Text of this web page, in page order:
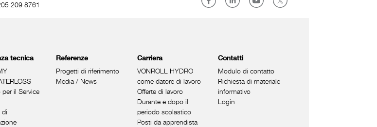
209 8761
tecnica
il Service
di
Referenze
Progetti di riferimento
Media / News
Carriera
VONROLL HYDRO
come datore di lavoro
Offerte di lavoro
Durante e dopo il
periodo scolastico
Posti da apprendista
Contatti
Modulo di contatto
Richiesta di materiale
informativo
Login